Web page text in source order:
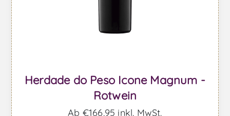
Herdade do Peso Icone Magnum -
Rotwein
Ab €166,95 inkl. MwSt.